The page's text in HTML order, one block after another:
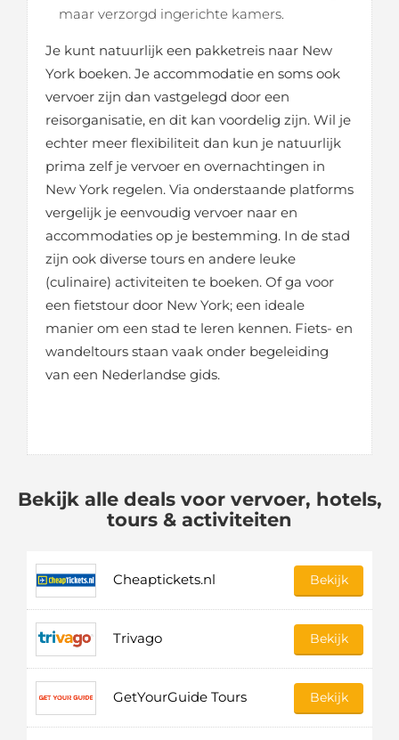
maar verzorgd ingerichte kamers.
Je kunt natuurlijk een pakketreis naar New
York boeken. Je accommodatie en soms ook
vervoer zijn dan vastgelegd door een
reisorganisatie, en dit kan voordelig zijn. Wil je
echter meer flexibiliteit dan kun je natuurlijk
prima zelf je vervoer en overnachtingen in
New York regelen. Via onderstaande platforms
vergelijk je eenvoudig vervoer naar en
accommodaties op je bestemming. In de stad
zijn ook diverse tours en andere leuke
(culinaire) activiteiten te boeken. Of ga voor
een fietstour door New York; een ideale
manier om een stad te leren kennen. Fiets- en
wandeltours staan vaak onder begeleiding
van een Nederlandse gids.
Bekijk alle deals voor vervoer, hotels,
tours & activiteiten
Cheaptickets.nl Bekijk
Trivago Bekijk
GetYourGuide Tours Bekijk